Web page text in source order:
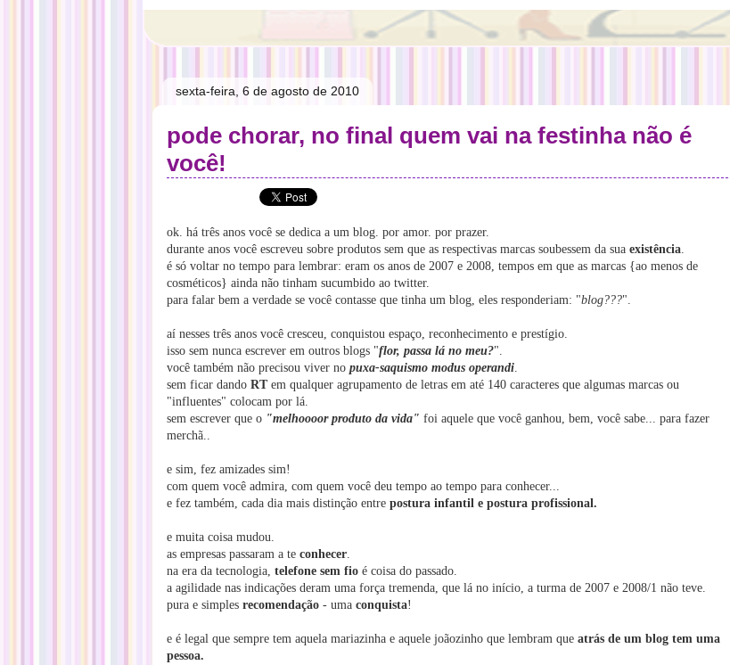
sexta-feira, 6 de agosto de 2010
pode chorar, no final quem vai na festinha não é
você!
ok. há três anos você se dedica a um blog. por amor. por prazer.
durante anos você escreveu sobre produtos sem que as respectivas marcas soubessem da sua existência.
é só voltar no tempo para lembrar: eram os anos de 2007 e 2008, tempos em que as marcas {ao menos de
cosméticos} ainda não tinham sucumbido ao twitter.
para falar bem a verdade se você contasse que tinha um blog, eles responderiam: "blog???".
aí nesses três anos você cresceu, conquistou espaço, reconhecimento e prestígio.
isso sem nunca escrever em outros blogs "flor, passa lá no meu?".
você também não precisou viver no puxa-saquismo modus operandi.
sem ficar dando RT em qualquer agrupamento de letras em até 140 caracteres que algumas marcas ou
"influentes" colocam por lá.
sem escrever que o "melhoooor produto da vida" foi aquele que você ganhou, bem, você sabe... para fazer
merchã..
e sim, fez amizades sim!
com quem você admira, com quem você deu tempo ao tempo para conhecer...
e fez também, cada dia mais distinção entre postura infantil e postura profissional.
e muita coisa mudou.
as empresas passaram a te conhecer.
na era da tecnologia, telefone sem fio é coisa do passado.
a agilidade nas indicações deram uma força tremenda, que lá no início, a turma de 2007 e 2008/1 não teve.
pura e simples recomendação - uma conquista!
e é legal que sempre tem aquela mariazinha e aquele joãozinho que lembram que atrás de um blog tem uma
pessoa.